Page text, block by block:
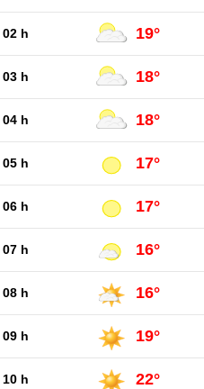
02 h 19°
03 h 18°
04 h 18°
05 h 17°
06 h 17°
07 h 16°
08 h 16°
09 h 19°
10 h 22°